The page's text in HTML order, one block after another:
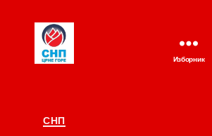
Изборник
Категорије
СНП